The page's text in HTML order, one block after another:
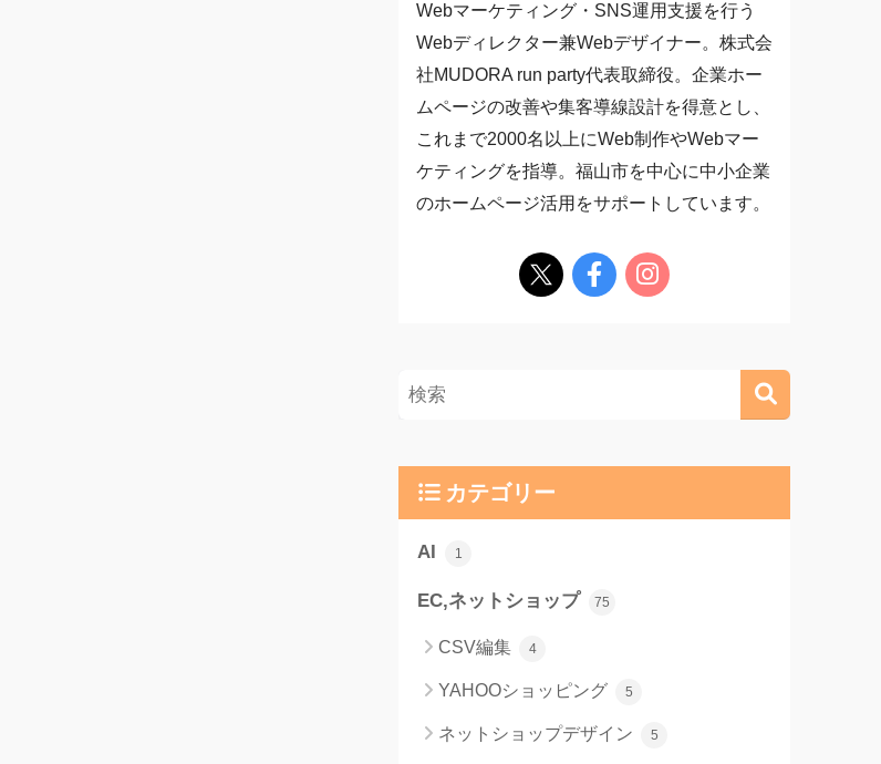
Webマーケティング・SNS運用支援を行う
Webディレクター兼Webデザイナー。株式会
社MUDORA run party代表取締役。企業ホー
ムページの改善や集客導線設計を得意とし、
これまで2000名以上にWeb制作やWebマー
ケティングを指導。福山市を中心に中小企業
のホームページ活用をサポートしています。
カテゴリー
AI 1
EC,ネットショップ 75
CSV編集 4
YAHOOショッピング 5
ネットショップデザイン 5